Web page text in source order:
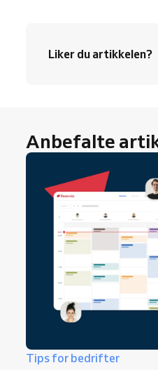
Liker du artikkelen?
Anbefalte
Tips for bedrifter